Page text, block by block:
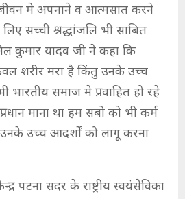
जीवन मे अपनाने व आत्मसात करने
सच्ची श्रद्धांजलि भी साबित
कुमार यादव जी ने कहा कि
शरीर मरा है किंतु उनके उच्च
समाज मे प्रवाहित हो रहे
माना था हम सबो को भी कर्म
उनके उच्च आदर्शों को लागू करना
पटना सदर के राष्ट्रीय स्वयंसेविका